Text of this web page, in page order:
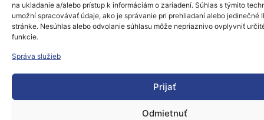
na ukladanie a/alebo prístup k informáciám o zariadení. Súhlas s týmito
umožní spracovávať údaje, ako je správanie pri prehliadaní alebo jedinečné
stránke. Nesúhlas alebo odvolanie súhlasu môže nepriaznivo ovplyvniť
funkcie.
Správa služieb
Prijať
Odmietnuť
Viac informácií:
Expert group report on the interim evaluation of
Horizon Europe – Launch event